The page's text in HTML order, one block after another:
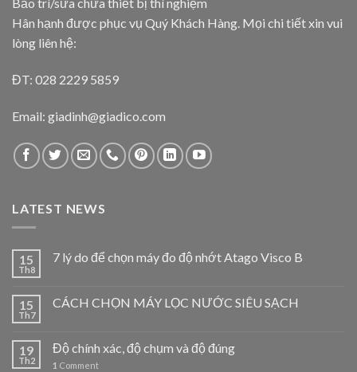
Bảo trì/sửa chữa thiết bị thí nghiệm
Hân hạnh được phục vụ Quý Khách Hàng. Mọi chi tiết xin vui
lòng liên hệ:
ĐT: 028 2229 5859
Email: giadinh@giadico.com
LATEST NEWS
15
Th8
7 lý do để chọn máy đo độ nhớt Atago Visco B
15
Th7
CÁCH CHỌN MÁY LỌC NƯỚC SIÊU SẠCH
19
Th2
Độ chính xác, độ chụm và độ đúng
1 Comment